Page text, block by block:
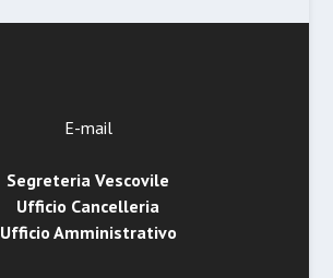
E-mail
Segreteria Vescovile
Ufficio Cancelleria
Ufficio Amministrativo